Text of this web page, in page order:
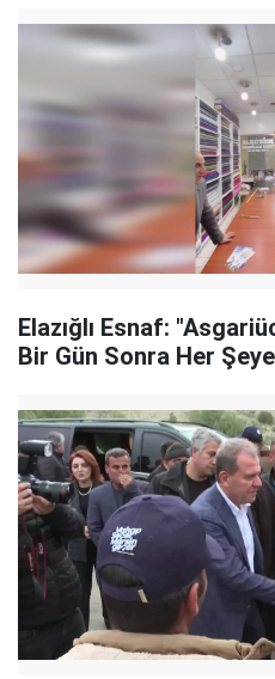
Elazığlı Esnaf:
Bir Gün Sonra Her